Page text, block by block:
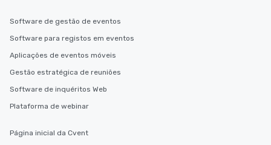
Software de gestão de eventos
Software para registos em eventos
Aplicações de eventos móveis
Gestão estratégica de reuniões
Software de inquéritos Web
Plataforma de webinar
Página inicial da Cvent